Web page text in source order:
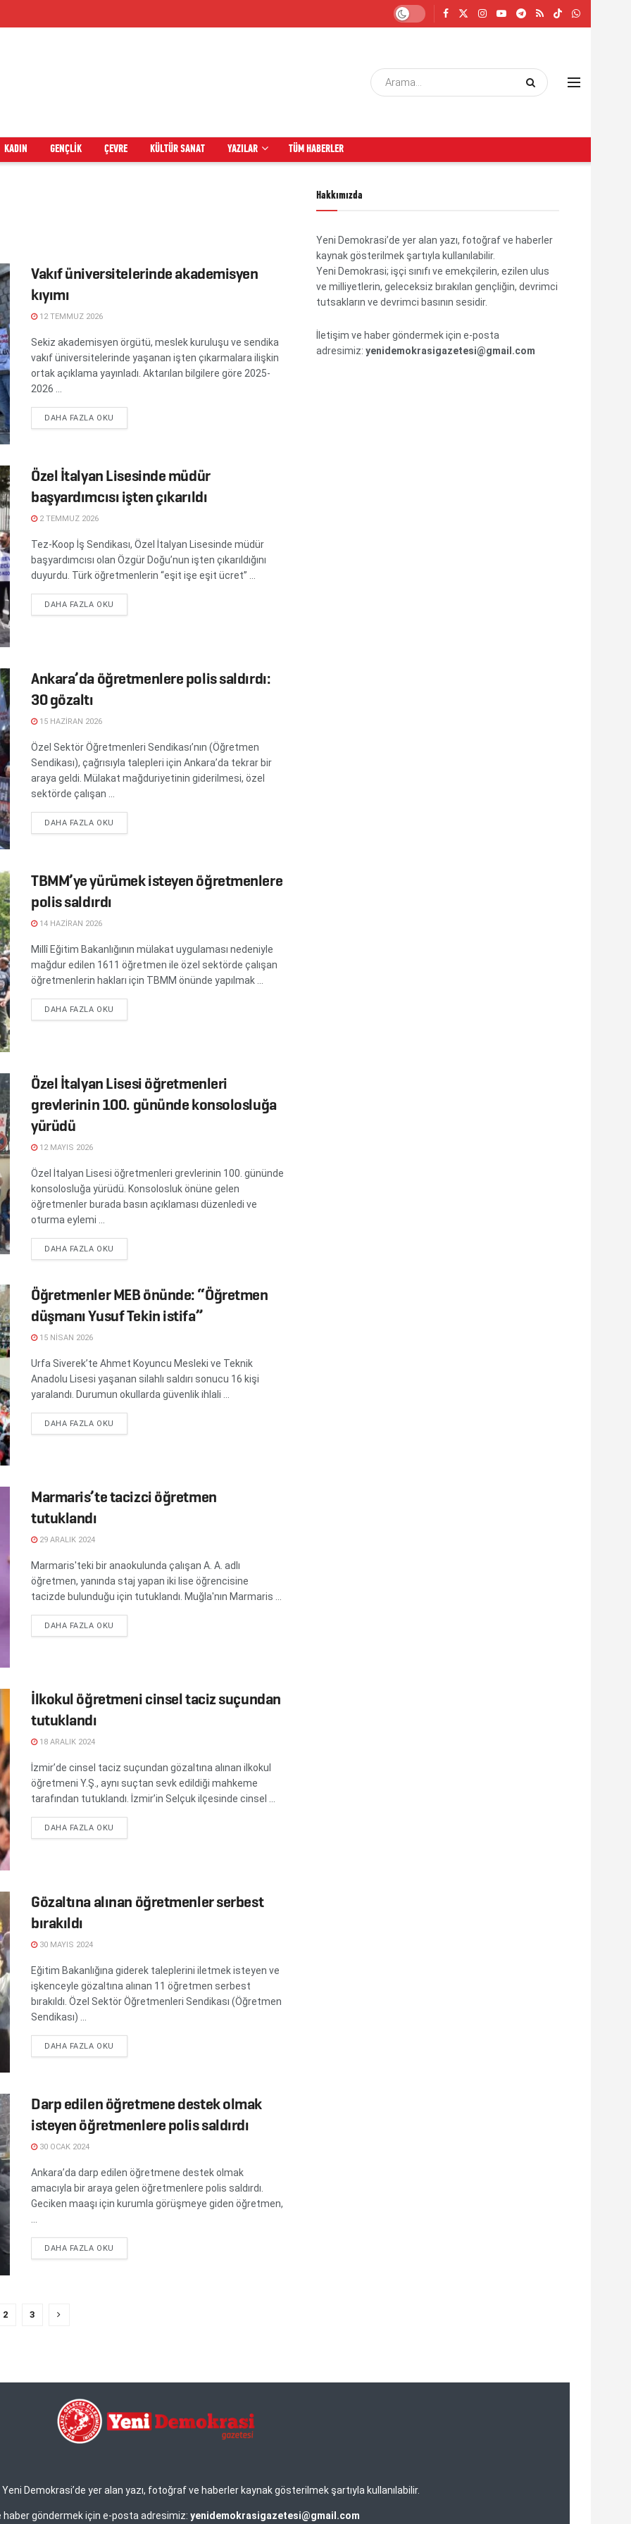
KADIN GENÇLIK ÇEVRE KÜLTÜR SANAT YAZILAR TÜM HABERLER
Vakıf üniversitelerinde akademisyen
kıyımı
12 TEMMUZ 2026
Sekiz akademisyen örgütü, meslek kuruluşu ve sendika
vakıf üniversitelerinde yaşanan işten çıkarmalara ilişkin
ortak açıklama yayınladı. Aktarılan bilgilere göre 2025-
2026 ...
DAHA FAZLA OKU
Özel İtalyan Lisesinde müdür
başyardımcısı işten çıkarıldı
2 TEMMUZ 2026
Tez-Koop İş Sendikası, Özel İtalyan Lisesinde müdür
başyardımcısı olan Özgür Doğu’nun işten çıkarıldığını
duyurdu. Türk öğretmenlerin “eşit işe eşit ücret” ...
DAHA FAZLA OKU
Ankara’da öğretmenlere polis saldırdı:
30 gözaltı
15 HAZIRAN 2026
Özel Sektör Öğretmenleri Sendikası’nın (Öğretmen
Sendikası), çağrısıyla talepleri için Ankara’da tekrar bir
araya geldi. Mülakat mağduriyetinin giderilmesi, özel
sektörde çalışan ...
DAHA FAZLA OKU
TBMM’ye yürümek isteyen öğretmenlere
polis saldırdı
14 HAZIRAN 2026
Millî Eğitim Bakanlığının mülakat uygulaması nedeniyle
mağdur edilen 1611 öğretmen ile özel sektörde çalışan
öğretmenlerin hakları için TBMM önünde yapılmak ...
DAHA FAZLA OKU
Özel İtalyan Lisesi öğretmenleri
grevlerinin 100. gününde konsolosluğa
yürüdü
12 MAYIS 2026
Özel İtalyan Lisesi öğretmenleri grevlerinin 100. gününde
konsolosluğa yürüdü. Konsolosluk önüne gelen
öğretmenler burada basın açıklaması düzenledi ve
oturma eylemi ...
DAHA FAZLA OKU
Öğretmenler MEB önünde: “Öğretmen
düşmanı Yusuf Tekin istifa”
15 NISAN 2026
Urfa Siverek’te Ahmet Koyuncu Mesleki ve Teknik
Anadolu Lisesi yaşanan silahlı saldırı sonucu 16 kişi
yaralandı. Durumun okullarda güvenlik ihlali ...
DAHA FAZLA OKU
Marmaris’te tacizci öğretmen
tutuklandı
29 ARALIK 2024
Marmaris'teki bir anaokulunda çalışan A. A. adlı
öğretmen, yanında staj yapan iki lise öğrencisine
tacizde bulunduğu için tutuklandı. Muğla'nın Marmaris ...
DAHA FAZLA OKU
İlkokul öğretmeni cinsel taciz suçundan
tutuklandı
18 ARALIK 2024
İzmir’de cinsel taciz suçundan gözaltına alınan ilkokul
öğretmeni Y.Ş., aynı suçtan sevk edildiği mahkeme
tarafından tutuklandı. İzmir’in Selçuk ilçesinde cinsel ...
DAHA FAZLA OKU
Gözaltına alınan öğretmenler serbest
bırakıldı
30 MAYIS 2024
Eğitim Bakanlığına giderek taleplerini iletmek isteyen ve
işkenceyle gözaltına alınan 11 öğretmen serbest
bırakıldı. Özel Sektör Öğretmenleri Sendikası (Öğretmen
Sendikası) ...
DAHA FAZLA OKU
Darp edilen öğretmene destek olmak
isteyen öğretmenlere polis saldırdı
30 OCAK 2024
Ankara’da darp edilen öğretmene destek olmak
amacıyla bir araya gelen öğretmenlere polis saldırdı.
Geciken maaşı için kurumla görüşmeye giden öğretmen,
DAHA FAZLA OKU
2 3
Hakkımızda
Yeni Demokrasi’de yer alan yazı, fotoğraf ve haberler
kaynak gösterilmek şartıyla kullanılabilir.
Yeni Demokrasi; işçi sınıfı ve emekçilerin, ezilen ulus
ve milliyetlerin, geleceksiz bırakılan gençliğin, devrimci
tutsakların ve devrimci basının sesidir.
İletişim ve haber göndermek için e-posta
adresimiz: yenidemokrasigazetesi@gmail.com
Demokrasi’de yer alan yazı, fotoğraf ve haberler kaynak gösterilmek şartıyla kullanılabilir.
haber göndermek için e-posta adresimiz: yenidemokrasigazetesi@gmail.com